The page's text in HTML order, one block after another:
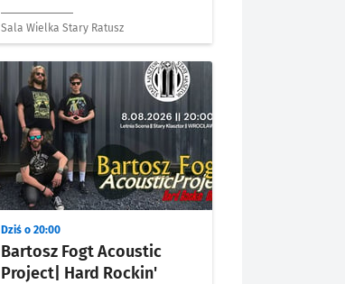
Sala Wielka Stary Ratusz
Bartosz Fogt Acoustic
Project| Hard Rockin'
Dziś o 20:00